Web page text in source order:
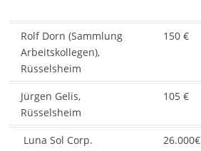
Rolf Dorn (Sammlung
Arbeitskollegen),
Rüsselsheim
150 €
Jürgen Gelis,
Rüsselsheim
105 €
Luna Sol Corp. 26.000€